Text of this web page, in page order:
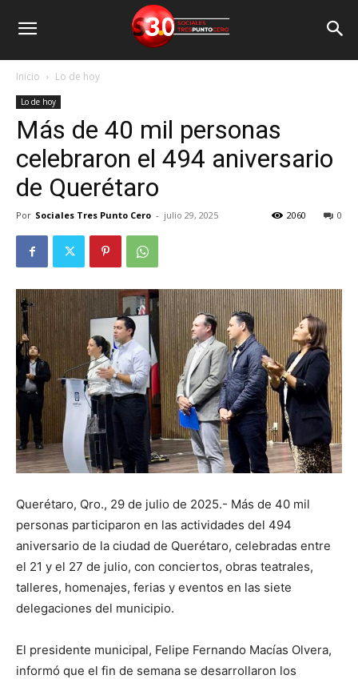
Inicio Lo de hoy
Lo de hoy
Más de 40 mil personas
celebraron el 494 aniversario
de Querétaro
Por Sociales Tres Punto Cero - julio 29, 2025 0
2060
Querétaro, Qro., 29 de julio de 2025.- Más de 40 mil
personas participaron en las actividades del 494
aniversario de la ciudad de Querétaro, celebradas entre
el 21 y el 27 de julio, con conciertos, obras teatrales,
talleres, homenajes, ferias y eventos en las siete
delegaciones del municipio.
El presidente municipal, Felipe Fernando Macías Olvera,
informó que el fin de semana se desarrollaron los